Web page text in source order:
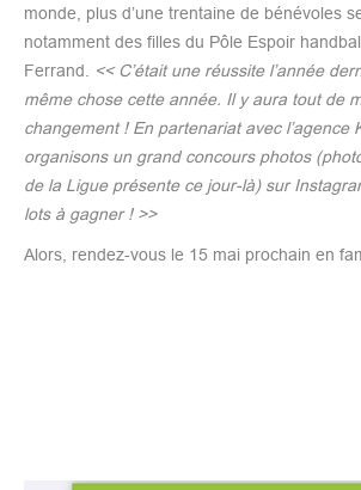
monde, plus d’une trentaine de bénévoles
notamment des filles du Pôle Espoir
Ferrand.
<< C’était une réussite l’année
même chose cette année. Il y aura tout de
changement ! En partenariat avec l’agence
organisons un grand concours photos
de la Ligue présente ce jour-là) sur
lots à gagner ! >>
Alors, rendez-vous le 15 mai prochain en